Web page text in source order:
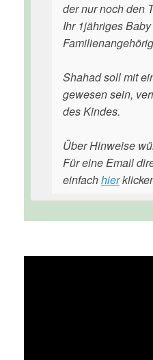
der nur noch den
Ihr 1jähriges
Shahad soll mit
gewesen sein,
des Kindes.
Über Hinweise
Für eine Email
einfachhier